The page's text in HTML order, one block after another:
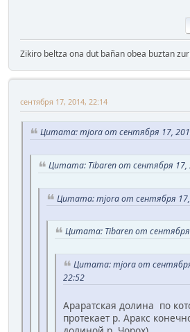
Zikiro beltza ona dut bañan obea buztan
сентября 17, 2014, 22:14
Цитата: mjora от сентября 17,
Цитата: Tibaren от сентября 17,
Цитата: mjora от сентября 17,
Цитата: Tibaren от сентября
Цитата: mjora от
22:52
Араратская долина по
протекает р. Аракс